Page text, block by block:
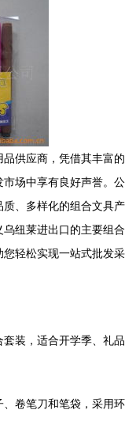
供应商，凭借其丰富的
场中享有良好声誉。公
、多样化的组合文具产
纽莱进出口的主要组合
轻松实现一站式批发采
装，适合开学季、礼品
卷笔刀和笔袋，采用环